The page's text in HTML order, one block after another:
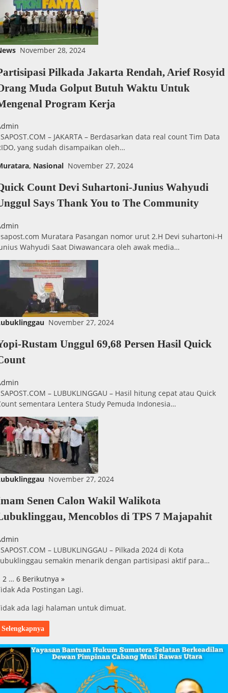
November 28, 2024
Pilkada Jakarta Rendah, Arief Rosyid
Muda Golput Butuh Waktu Untuk
Program Kerja
– JAKARTA – Berdasarkan data real count Tim Data
yang sudah disampaikan oleh…
, Nasional November 27, 2024
Count Devi Suhartoni-Junius Wahyudi
Says Thank You to The Community
Muratara Pasangan nomor urut 2.H Devi suhartoni-H
Wahyudi Saat Diwawancara oleh awak media…
November 27, 2024
Rustam Unggul 69,68 Persen Hasil Quick
– LUBUKLINGGAU – Hasil hitung cepat atau Quick
sementara Lentera Study Pemuda Indonesia…
November 27, 2024
Senen Calon Wakil Walikota
Mencoblos di TPS 7 Majapahit
– LUBUKLINGGAU – Pilkada 2024 di Kota
semakin menarik dengan partisipasi aktif para…
2 … 6 Berikutnya »
Ada Postingan Lagi.
ada lagi halaman untuk dimuat.
Selengkapnya